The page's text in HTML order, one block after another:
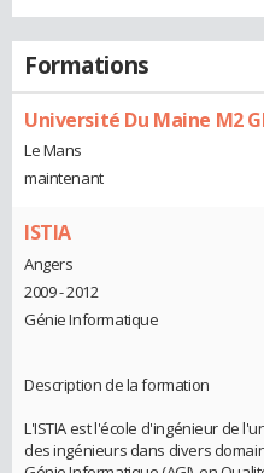
Formations
Université Du Maine M2
Le Mans
maintenant
ISTIA
Angers
2009 - 2012
Génie Informatique
Description de la formation
L'ISTIA est l'école d'ingénieur de
des ingénieurs dans divers